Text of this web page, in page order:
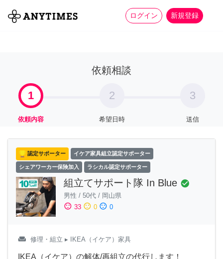
ログイン 新規登録
全て 家事 more_horiz
依頼相談
1
依頼内容
2
希望日時
3
送信
認定サポーター イケア家具組立認定サポーター
シェアワーカー保険加入 ラシカル認定サポーター
組立てサポート隊 In Blue check_circle
男性 / 50代 / 岡山県
sentiment_satisfied 33 sentiment_neutral 0 sentiment_dissatisfied 0
weekend 修理・組立 ▸ IKEA（イケア）家具
IKEA（イケア）の解体/再組立の代行します！